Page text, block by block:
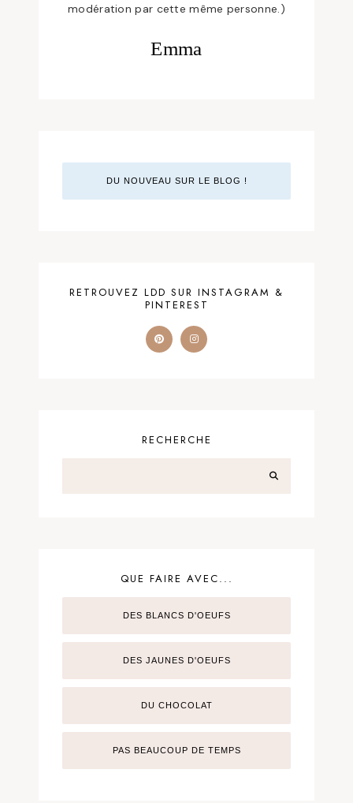
modération par cette même personne.)
Emma
DU NOUVEAU SUR LE BLOG !
RETROUVEZ LDD SUR INSTAGRAM &
PINTEREST
RECHERCHE
QUE FAIRE AVEC...
DES BLANCS D'OEUFS
DES JAUNES D'OEUFS
DU CHOCOLAT
PAS BEAUCOUP DE TEMPS